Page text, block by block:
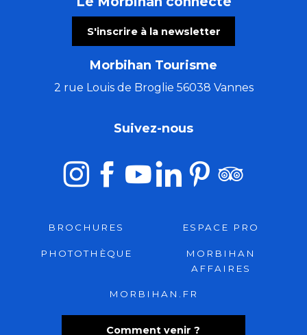
S'inscrire à la newsletter
Morbihan Tourisme
2 rue Louis de Broglie 56038 Vannes
Comment venir ?
Suivez-nous
BROCHURES ESPACE PRO
PHOTOTHÈQUE
MORBIHAN
AFFAIRES
MORBIHAN.FR